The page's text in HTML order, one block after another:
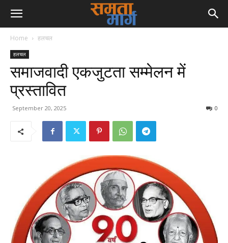
Home हलचल
हलचल
समाजवादी एकजुटता सम्मेलन में
प्रस्तावित
September 20, 2025 0